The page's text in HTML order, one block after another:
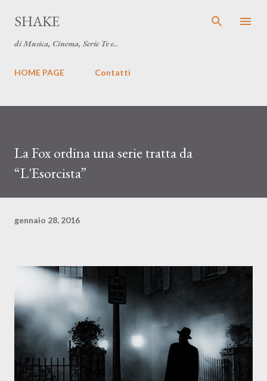
SHAKE
di Musica, Cinema, Serie Tv e..
HOME PAGE Contatti
La Fox ordina una serie tratta da
“L'Esorcista”
gennaio 28, 2016